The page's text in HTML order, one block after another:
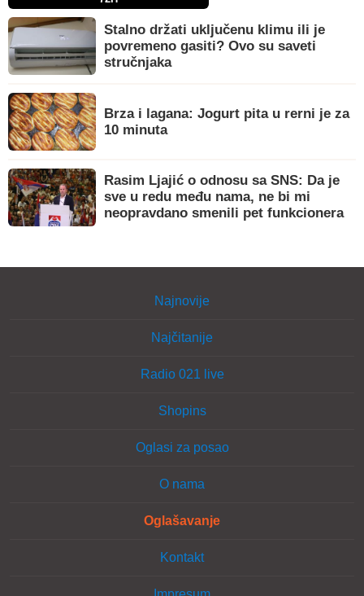
Stalno držati uključenu klimu ili je
povremeno gasiti? Ovo su saveti
stručnjaka
Brza i lagana: Jogurt pita u rerni je za
10 minuta
Rasim Ljajić o odnosu sa SNS: Da je
sve u redu među nama, ne bi mi
neopravdano smenili pet funkcionera
Najnovije
Najčitanije
Radio 021 live
Shopins
Oglasi za posao
O nama
Oglašavanje
Kontakt